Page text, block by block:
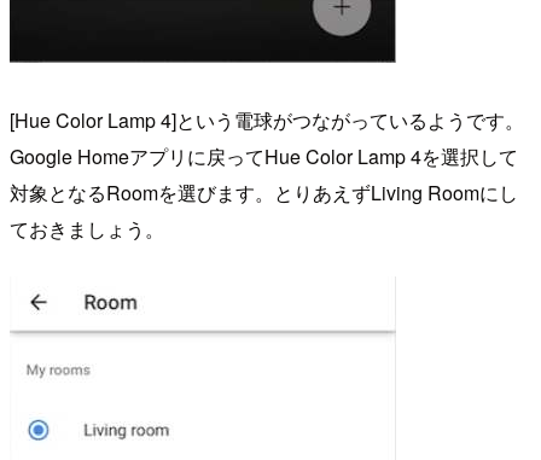
[Hue Color Lamp 4]という電球がつながっているようです。
Google Homeアプリに戻ってHue Color Lamp 4を選択して
対象となるRoomを選びます。とりあえずLiving Roomにし
ておきましょう。